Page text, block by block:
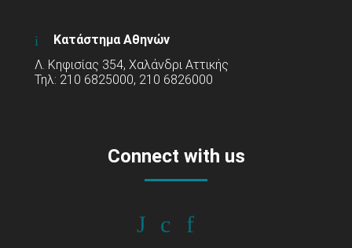
Κατάστημα Αθηνών
Λ. Κηφισίας 354, Χαλάνδρι Αττικής
Τηλ: 210 6825000, 210 6826000
Connect with us